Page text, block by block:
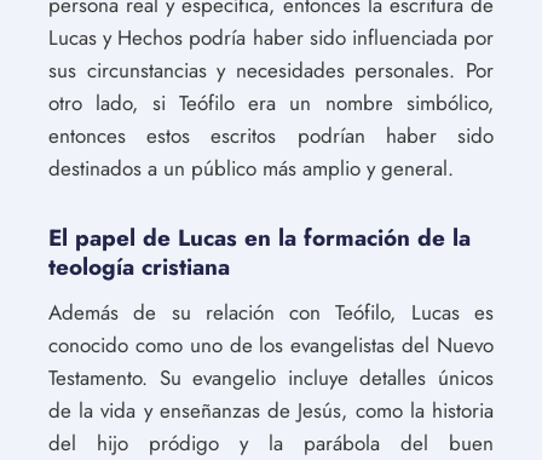
Lucas y Hechos podría haber sido influenciada por
sus circunstancias y necesidades personales. Por
otro lado, si Teófilo era un nombre simbólico,
entonces estos escritos podrían haber sido
destinados a un público más amplio y general.
El papel de Lucas en la formación de la
teología cristiana
Además de su relación con Teófilo, Lucas es
conocido como uno de los evangelistas del Nuevo
Testamento. Su evangelio incluye detalles únicos
de la vida y enseñanzas de Jesús, como la historia
del hijo pródigo y la parábola del buen